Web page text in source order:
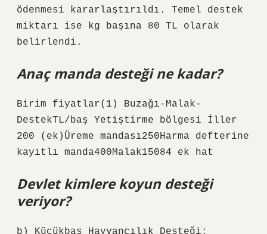
ödenmesi kararlaştırıldı. Temel destek
miktarı ise kg başına 80 TL olarak
belirlendi.
Anaç manda desteği ne kadar?
Birim fiyatlar(1) Buzağı-Malak-
DestekTL/baş Yetiştirme bölgesi İller​
200 (ek)​Üreme mandası​250​Harma defterine
kayıtlı manda​400​Malak​15084 ek hat
Devlet kimlere koyun desteği
veriyor?
b) Küçükbaş Hayvancılık Desteği: